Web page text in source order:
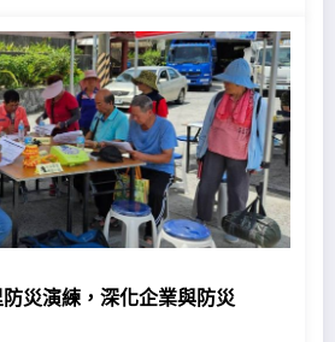
災演練，深化企業與防災